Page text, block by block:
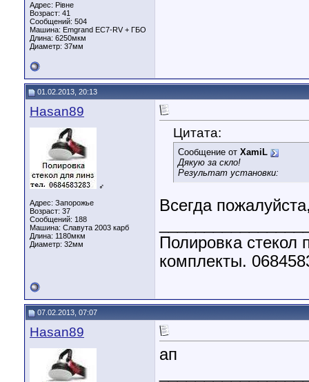
Адрес: Рівне
Возраст: 41
Сообщений: 504
Машина: Emgrand EC7-RV + ГБО
Длина: 6250мкм
Диаметр: 37мм
01.02.2013, 20:13
Hasan89
♂
Адрес: Запорожье
Возраст: 37
Сообщений: 188
Машина: Славута 2003 карб
Длина: 1180мкм
Диаметр: 32мм
Цитата:
Сообщение от XamiL
Дякую за скло!
Результат установки:
Всегда
Полировка
комплекты.
07.02.2013, 07:07
Hasan89
ап